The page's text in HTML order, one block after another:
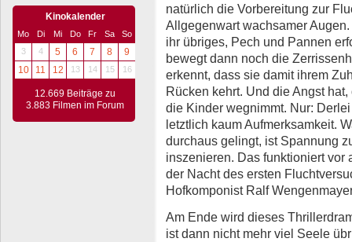
Kinokalender
Mo Di Mi Do Fr Sa
So
3
4 5 6 7 8
9
10
11 12 13 14 15 16
12.669 Beiträge zu
3.883 Filmen im Forum
natürlich die Vorbereitung zur
Allgegenwart wachsamer
ihr übriges, Pech und Pannen
bewegt dann noch die
erkennt, dass sie damit ihrem
Rücken kehrt. Und die Angst
die Kinder wegnimmt. Nur:
letztlich kaum Aufmerksamkeit.
durchaus gelingt, ist Spannung
inszenieren. Das funktioniert vor
der Nacht des ersten
Hofkomponist Ralf
Am Ende wird dieses
ist dann nicht mehr viel Seele